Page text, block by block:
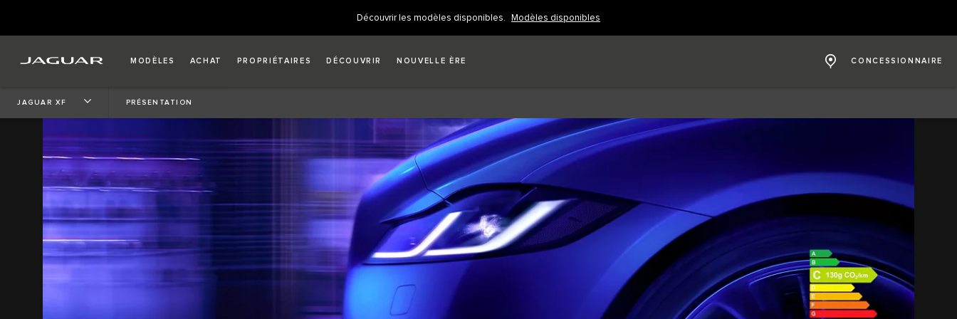
Découvrir les modèles disponibles. Modèles disponibles
MODÈLES ACHAT PROPRIÉTAIRES DÉCOUVRIR NOUVELLE ÈRE CONCESSIONNAIRE
JAGUAR XF PRÉSENTATION